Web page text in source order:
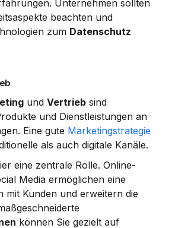
Unternehmen sollten
beachten und
zum Datenschutz
und Vertrieb sind
und Dienstleistungen an
Eine gute Marketingstrategie
als auch digitale Kanäle.
eine zentrale Rolle. Online-
Media ermöglichen eine
mit Kunden und erweitern die
können Sie gezielt auf